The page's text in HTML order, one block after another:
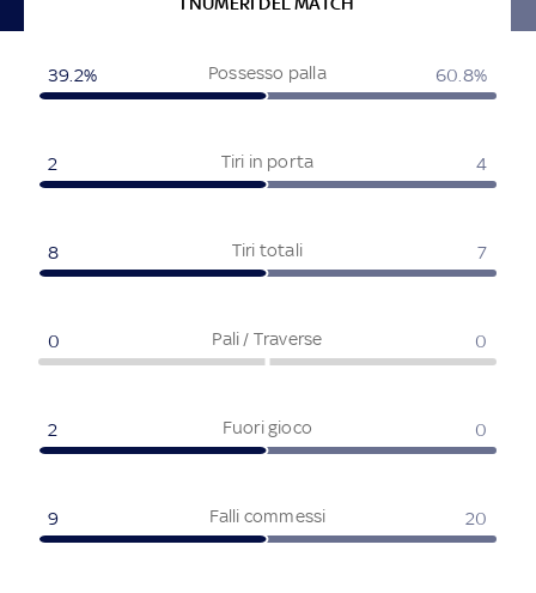
Possesso palla
39.2% 60.8%
Tiri in porta
2 4
Tiri totali
8 7
Pali / Traverse
0 0
Fuori gioco
2 0
Falli commessi
9 20